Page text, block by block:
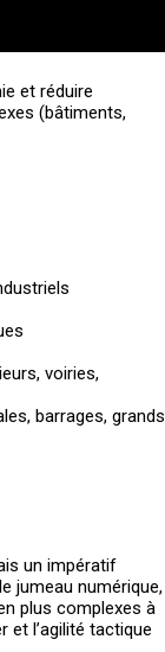
et réduire
(bâtiments,
voiries,
barrages, grands
un impératif
jumeau numérique,
plus complexes à
et l’agilité tactique